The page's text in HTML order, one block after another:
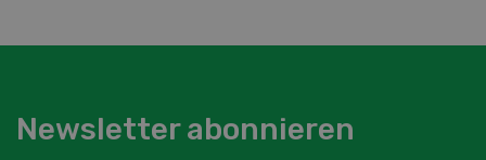
Newsletter abonnieren